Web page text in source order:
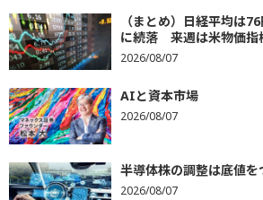
（まとめ）日経平均は
に続落 来週は米物価指
2026/08/07
AIと資本市場
2026/08/07
半導体株の調整は底値を
2026/08/07